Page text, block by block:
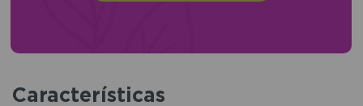
Características